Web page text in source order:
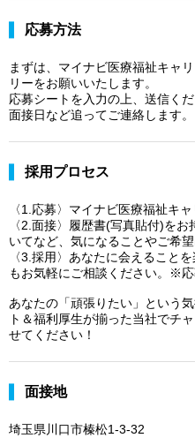
応募方法
まずは、マイナビ医療福祉キャ
リーをお願いいたします。
応募シートを入力の上、送信くだ
面接日など追ってご連絡します。
採用プロセス
〈1.応募〉マイナビ医療福祉キャ
〈2.面接〉履歴書(写真貼付)を
いてなど、気になることやご希
〈3.採用〉あなたに会えること
もお気軽にご相談ください。※応
あなたの「頑張りたい」という
ト＆福利厚生が揃った当社でチ
せてください！
面接地
埼玉県川口市榛松1-3-32